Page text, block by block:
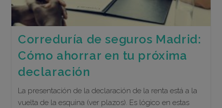
Correduría de seguros Madrid:
Cómo ahorrar en tu próxima
declaración
La presentación de la declaración de la renta está a la
vuelta de la esquina (ver plazos). Es lógico en estas